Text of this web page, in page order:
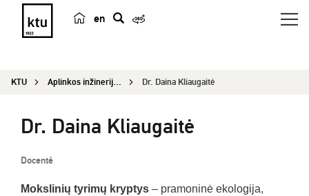
en
e
k
a
KTU Aplinkos inžinerijos institutas Dr. Daina Kliaugaitė
Dr. Daina Kliaugaitė
Docentė
Mokslinių tyrimų kryptys – pramoninė ekologija,